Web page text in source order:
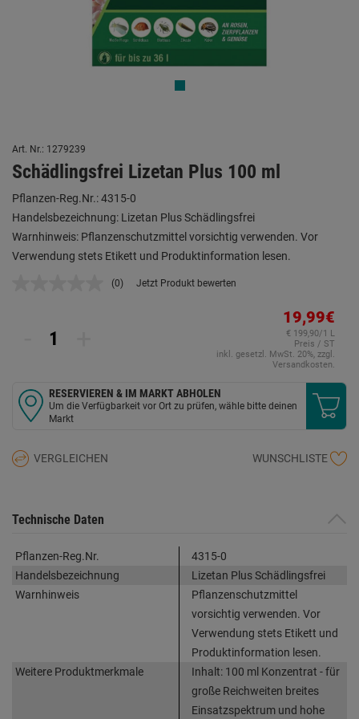
Art. Nr.: 1279239
Schädlingsfrei Lizetan Plus 100 ml
Pflanzen-Reg.Nr.: 4315-0
Handelsbezeichnung: Lizetan Plus Schädlingsfrei
Warnhinweis: Pflanzenschutzmittel vorsichtig verwenden. Vor
Verwendung stets Etikett und Produktinformation lesen.
Kein
(0) Jetzt Produkt bewerten
19,99€
€ 199,90/1 L
Preis / ST
inkl. gesetzl. MwSt. 20%, zzgl.
Versandkosten.
RESERVIEREN & IM MARKT ABHOLEN
Um die Verfügbarkeit vor Ort zu prüfen, wähle bitte deinen
Markt
VERGLEICHEN WUNSCHLISTE
Technische Daten
Pflanzen-Reg.Nr.
4315-0
Handelsbezeichnung
Lizetan Plus Schädlingsfrei
Warnhinweis
Pflanzenschutzmittel
vorsichtig verwenden. Vor
Verwendung stets Etikett und
Produktinformation lesen.
Weitere Produktmerkmale
Inhalt: 100 ml Konzentrat - für
große Reichweiten breites
Einsatzspektrum und hohe